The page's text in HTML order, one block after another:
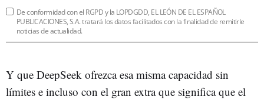
De conformidad con el RGPD y la LOPDGDD, EL LEÓN DE EL ESPAÑOL
PUBLICACIONES, S.A. tratará los datos facilitados con la finalidad de remitirle
noticias de actualidad.
Y que DeepSeek ofrezca esa misma capacidad sin
límites e incluso con el gran extra que significa que el